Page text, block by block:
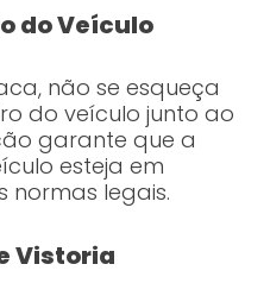
do Veículo
não se esqueça
do veículo junto ao
garante que a
esteja em
legais.
Vistoria